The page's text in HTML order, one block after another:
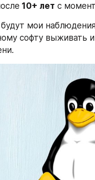
10+ лет с
мои
софту выживать